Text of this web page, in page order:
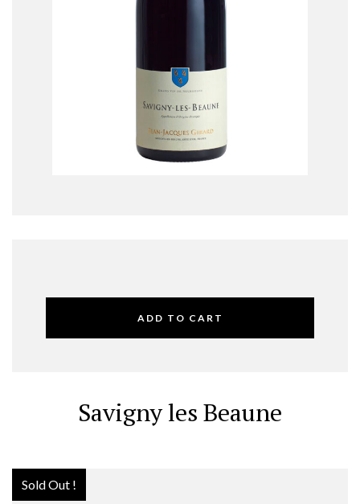
ADD TO CART
Savigny les Beaune
Sold Out !